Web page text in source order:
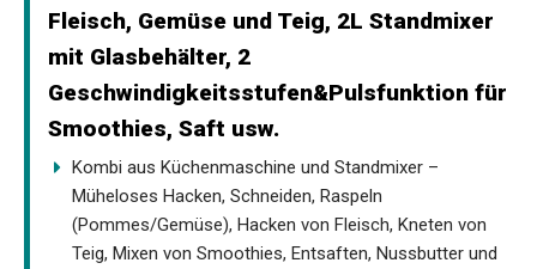
Fleisch, Gemüse und Teig, 2L Standmixer
mit Glasbehälter, 2
Geschwindigkeitsstufen&Pulsfunktion für
Smoothies, Saft usw.
Kombi aus Küchenmaschine und Standmixer –
Müheloses Hacken, Schneiden, Raspeln
(Pommes/Gemüse), Hacken von Fleisch, Kneten von
Teig, Mixen von Smoothies, Entsaften, Nussbutter und